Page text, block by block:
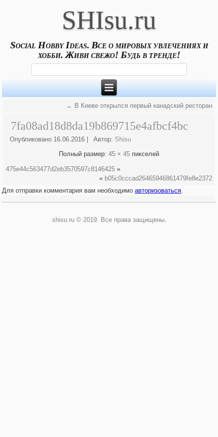
SHIsu.ru
Social Hobby Ideas. Все о мировых увлечениях и
хобби. Живи свежо! Будь в тренде!
← В Киеве открылся первый канадский ресторан
7fa08ad18d8da19b869715e4afbcf4bc
Опубликовано 16.06.2016 Автор: Shisu
Полный размер: 45 × 45 пикселей
475e44c563477d2eb3570597c8146425 »
« b05c0cccad26465946861479fe8e2372
Для отправки комментария вам необходимоавторизоваться.
shisu.ru © 2019. Все права защищены.